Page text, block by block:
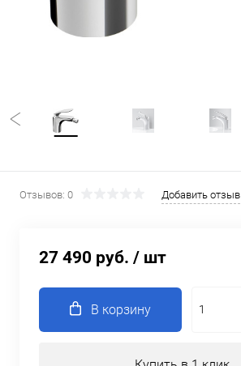
Отзывов: 0 Добавить отзыв
27 490 руб. / шт
В корзину